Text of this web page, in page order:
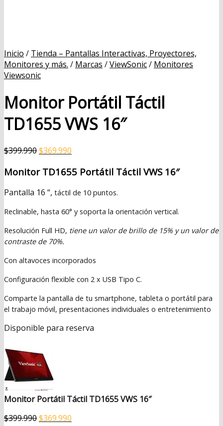
Inicio / Tienda – Pantallas Interactivas, Proyectores,
Monitores y más. / Marcas /ViewSonic/ Monitores
Viewsonic
Monitor Portátil Táctil
TD1655 VWS 16″
$399.990El
original
$399.990.
$369.990
actual
$369.990.
Monitor TD1655 Portátil Táctil VWS 16″
Pantalla 16 “, táctil de 10 puntos.
Reclinable, hasta 60° y soporta la orientación vertical.
Resolución Full HD, tiene un valor de brillo de 15% y un valor de
contraste de 70%.
Con altavoces incorporados
Configuración flexible con 2 x USB Tipo C.
Comparte la pantalla de tu smartphone, tableta o portátil para
el trabajo móvil, presentaciones individuales o entretenimiento
Disponible para reserva
Monitor Portátil Táctil TD1655 VWS 16″
$399.990El
$369.990